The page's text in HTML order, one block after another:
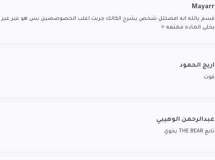
Mayarr
قسم بالله انه افضللل شخص يشرح الكالك جربت اغلب الخصوصصين بس هو غير غير
يخلي الماده ممتعه ⭐️
اريج الحمود
قوت
عبدالرحمن الوهيبي
تابع THE BEAR يخوي